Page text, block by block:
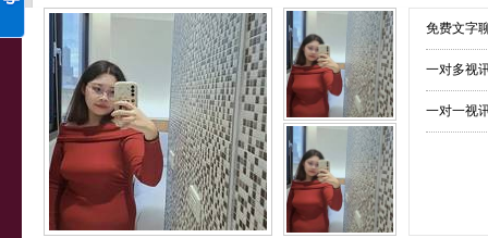
免费文字
一对多视
一对一视